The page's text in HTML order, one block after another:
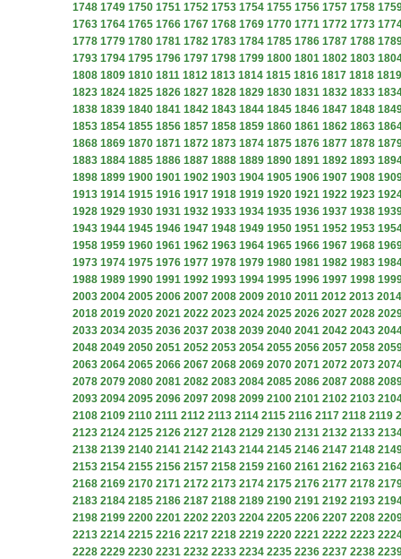
1748 1749 1750 1751 1752 1753 1754 1755 1756 1757 1758
1763 1764 1765 1766 1767 1768 1769 1770 1771 1772 1773
1778 1779 1780 1781 1782 1783 1784 1785 1786 1787 1788
1793 1794 1795 1796 1797 1798 1799 1800 1801 1802 1803
1808 1809 1810 1811 1812 1813 1814 1815 1816 1817 1818 1819
1823 1824 1825 1826 1827 1828 1829 1830 1831 1832 1833
1838 1839 1840 1841 1842 1843 1844 1845 1846 1847 1848
1853 1854 1855 1856 1857 1858 1859 1860 1861 1862 1863
1868 1869 1870 1871 1872 1873 1874 1875 1876 1877 1878
1883 1884 1885 1886 1887 1888 1889 1890 1891 1892 1893
1898 1899 1900 1901 1902 1903 1904 1905 1906 1907 1908
1913 1914 1915 1916 1917 1918 1919 1920 1921 1922 1923
1928 1929 1930 1931 1932 1933 1934 1935 1936 1937 1938
1943 1944 1945 1946 1947 1948 1949 1950 1951 1952 1953
1958 1959 1960 1961 1962 1963 1964 1965 1966 1967 1968
1973 1974 1975 1976 1977 1978 1979 1980 1981 1982 1983
1988 1989 1990 1991 1992 1993 1994 1995 1996 1997 1998
2003 2004 2005 2006 2007 2008 2009 2010 2011 2012 2013 2014
2018 2019 2020 2021 2022 2023 2024 2025 2026 2027 2028
2033 2034 2035 2036 2037 2038 2039 2040 2041 2042 2043
2048 2049 2050 2051 2052 2053 2054 2055 2056 2057 2058
2063 2064 2065 2066 2067 2068 2069 2070 2071 2072 2073
2078 2079 2080 2081 2082 2083 2084 2085 2086 2087 2088
2093 2094 2095 2096 2097 2098 2099 2100 2101 2102 2103
2108 2109 2110 2111 2112 2113 2114 2115 2116 2117 2118 2119
2123 2124 2125 2126 2127 2128 2129 2130 2131 2132 2133
2138 2139 2140 2141 2142 2143 2144 2145 2146 2147 2148
2153 2154 2155 2156 2157 2158 2159 2160 2161 2162 2163
2168 2169 2170 2171 2172 2173 2174 2175 2176 2177 2178
2183 2184 2185 2186 2187 2188 2189 2190 2191 2192 2193
2198 2199 2200 2201 2202 2203 2204 2205 2206 2207 2208
2213 2214 2215 2216 2217 2218 2219 2220 2221 2222 2223
2228 2229 2230 2231 2232 2233 2234 2235 2236 2237 2238